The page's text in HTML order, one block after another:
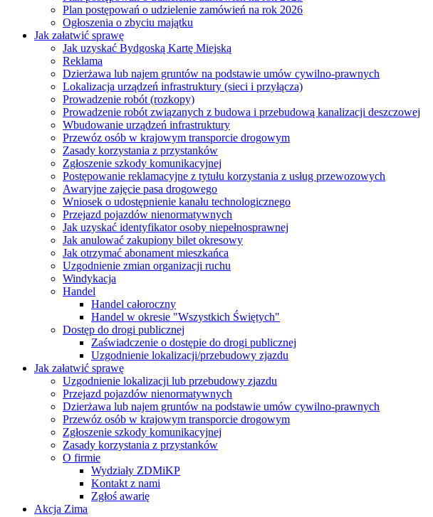
Plan postępowań o udzielenie zamówień na rok 2026
Ogłoszenia o zbyciu majątku
Jak załatwić sprawę
Jak uzyskać Bydgoską Kartę Miejską
Reklama
Dzierżawa lub najem gruntów na podstawie umów cywilno-prawnych
Lokalizacja urządzeń infrastruktury (sieci i przyłącza)
Prowadzenie robót (rozkopy)
Prowadzenie robót związanych z budowa i przebudową kanalizacji deszczowej
Wbudowanie urządzeń infrastruktury
Przewóz osób w krajowym transporcie drogowym
Zasady korzystania z przystanków
Zgłoszenie szkody komunikacyjnej
Postępowanie reklamacyjne z tytułu korzystania z usług przewozowych
Awaryjne zajęcie pasa drogowego
Wniosek o udostępnienie kanału technologicznego
Przejazd pojazdów nienormatywnych
Jak uzyskać identyfikator osoby niepełnosprawnej
Jak anulować zakupiony bilet okresowy
Jak otrzymać abonament mieszkańca
Uzgodnienie zmian organizacji ruchu
Windykacja
Handel
Handel całoroczny
Handel w okresie "Wszystkich Świętych"
Dostęp do drogi publicznej
Zaświadczenie o dostępie do drogi publicznej
Uzgodnienie lokalizacji/przebudowy zjazdu
Jak załatwić sprawę
Uzgodnienie lokalizacji lub przebudowy zjazdu
Przejazd pojazdów nienormatywnych
Dzierżawa lub najem gruntów na podstawie umów cywilno-prawnych
Przewóz osób w krajowym transporcie drogowym
Zgłoszenie szkody komunikacyjnej
Zasady korzystania z przystanków
O firmie
Wydziały ZDMiKP
Kontakt z nami
Zgłoś awarię
Akcja Zima